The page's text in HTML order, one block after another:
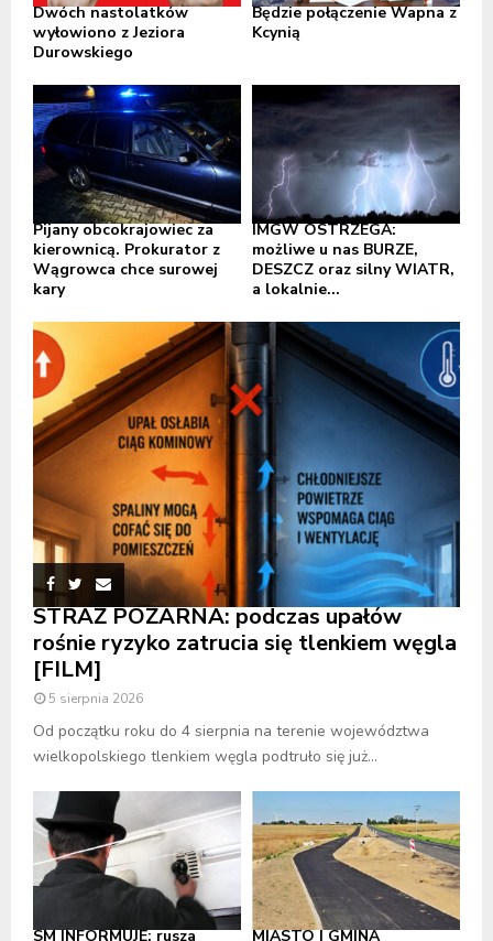
Dwóch nastolatków
wyłowiono z Jeziora
Durowskiego
Będzie połączenie Wapna z
Kcynią
Pijany obcokrajowiec za
kierownicą. Prokurator z
Wągrowca chce surowej
kary
IMGW OSTRZEGA:
możliwe u nas BURZE,
DESZCZ oraz silny WIATR,
a lokalnie...
STRAŻ POŻARNA: podczas upałów
rośnie ryzyko zatrucia się tlenkiem węgla
[FILM]
5 sierpnia 2026
Od początku roku do 4 sierpnia na terenie województwa
wielkopolskiego tlenkiem węgla podtruło się już...
SM INFORMUJE: rusza MIASTO I GMINA